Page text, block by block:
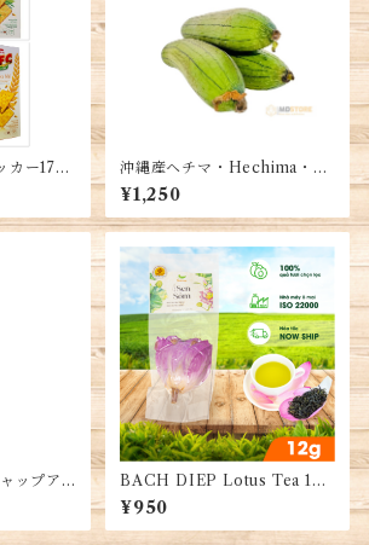
カー172
Cra
沖縄産ヘチマ・Hechima・M
ướp tươi Okinawa 1kg
¥1,250
ップア
用、風
ドネシ
KECAP
BACH DIEP Lotus Tea 12
G・Trà Sen Bách Diệp Tây
Hồ 12G・バッディエップ・タ
イホー・ロータス種 茶 12G
¥950